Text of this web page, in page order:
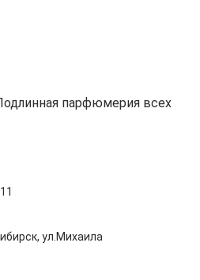
парфюмерия всех
ул.Михаила